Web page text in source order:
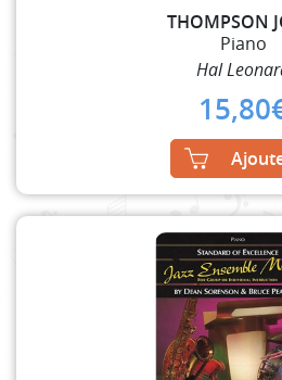
THOMPSON
Piano
Hal
15,80